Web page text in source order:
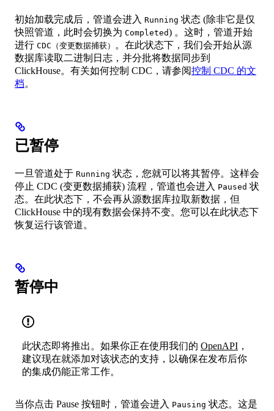
初始加载完成后，管道会进入 Running 状态 (除非它是仅
快照管道，此时会切换为 Completed) 。这时，管道开始
进行 CDC（变更数据捕获）
。在此状态下，我们会开始从源
数据库读取二进制日志，并分批将数据同步到
ClickHouse。有关如何控制 CDC，请参阅控制 CDC 的文
档。
已暂停
一旦管道处于 Running 状态，您就可以将其暂停。这样会
停止 CDC (变更数据捕获) 流程，管道也会进入 Paused 状
态。在此状态下，不会再从源数据库拉取新数据，但
ClickHouse 中的现有数据会保持不变。您可以在此状态下
恢复运行该管道。
暂停中
此状态即将推出。如果你正在使用我们的 OpenAPI ，
建议现在就添加对该状态的支持，以确保在发布后你
的集成仍能正常工作。
当你点击 Pause 按钮时，管道会进入 Pausing 状态。这是